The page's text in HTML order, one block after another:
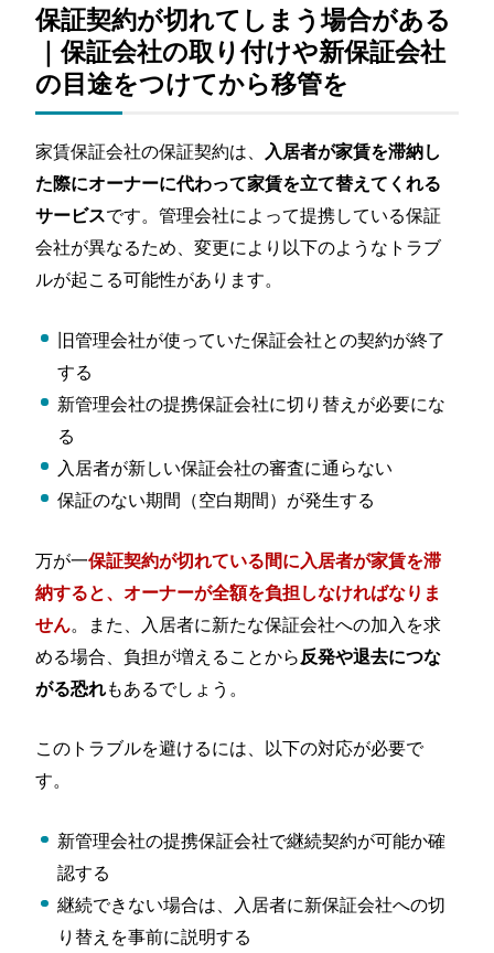
保証契約が切れてしまう場合がある
｜保証会社の取り付けや新保証会社
の目途をつけてから移管を
家賃保証会社の保証契約は、 入居者が家賃を滞納し
た際にオーナーに代わって家賃を立て替えてくれる
サービスです。管理会社によって提携している保証
会社が異なるため、変更により以下のようなトラブ
ルが起こる可能性があります。
旧管理会社が使っていた保証会社との契約が終了
する
新管理会社の提携保証会社に切り替えが必要にな
る
入居者が新しい保証会社の審査に通らない
保証のない期間（空白期間）が発生する
万が一保証契約が切れている間に入居者が家賃を滞
納すると、オーナーが全額を負担しなければなりま
せん。また、入居者に新たな保証会社への加入を求
める場合、負担が増えることから反発や退去につな
がる恐れもあるでしょう。
このトラブルを避けるには、以下の対応が必要で
す。
新管理会社の提携保証会社で継続契約が可能か確
認する
継続できない場合は、入居者に新保証会社への切
り替えを事前に説明する